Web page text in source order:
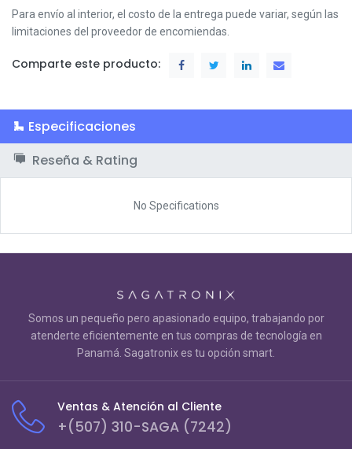
Para envío al interior, el costo de la entrega puede variar, según las
limitaciones del proveedor de encomiendas.
Comparte este producto:
Especificaciones
Reseña & Rating
No Specifications
Somos un pequeño pero apasionado equipo, trabajando por
atenderte eficientemente en tus compras de tecnología en
Panamá. Sagatronix es tu opción smart.
Ventas & Atención al Cliente
+(507) 310-SAGA (7242)